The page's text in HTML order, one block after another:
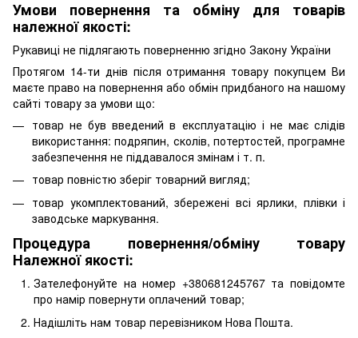
Умови повернення та обміну для товарів
належної якості:
Рукавиці не підлягають поверненню згідно Закону України
Протягом 14-ти днів після отримання товару покупцем Ви
маєте право на повернення або обмін придбаного на нашому
сайті товару за умови що:
товар не був введений в експлуатацію і не має слідів
використання: подряпин, сколів, потертостей, програмне
забезпечення не піддавалося змінам і т. п.
товар повністю зберіг товарний вигляд;
товар укомплектований, збережені всі ярлики, плівки і
заводське маркування.
Процедура повернення/обміну товару
Належної якості:
Зателефонуйте на номер +380681245767 та повідомте
про намір повернути оплачений товар;
Надішліть нам товар перевізником Нова Пошта.